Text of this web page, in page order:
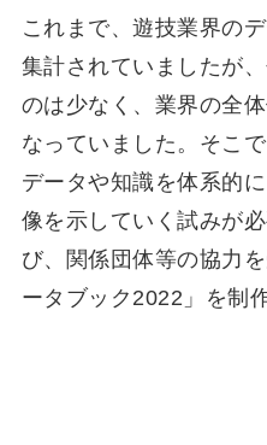
これまで、遊技業界の
集計されていましたが
のは少なく、業界の全
なっていました。そこ
データや知識を体系的
像を示していく試みが
び、関係団体等の協力
ータブック2022」を制